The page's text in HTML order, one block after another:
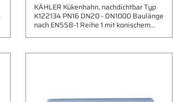
KÄHLER Kükenhahn, nachdichtbar Typ
K122134 PN16 DN20 - DN1000 Baulänge
nach EN558-1 Reihe 1 mit konischem
Stahlguß EN 1.0619 (ASTM A216 WCB)
Betätigung via Handhebel oder ISO-